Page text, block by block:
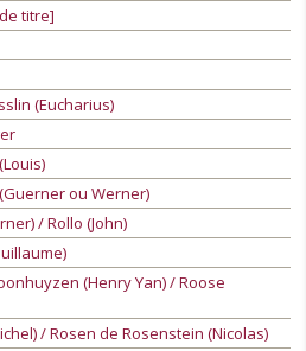
titre]
(Eucharius)
ou Werner)
/ Rollo (John)
(Henry Yan) / Roose
/ Rosen de Rosenstein (Nicolas)